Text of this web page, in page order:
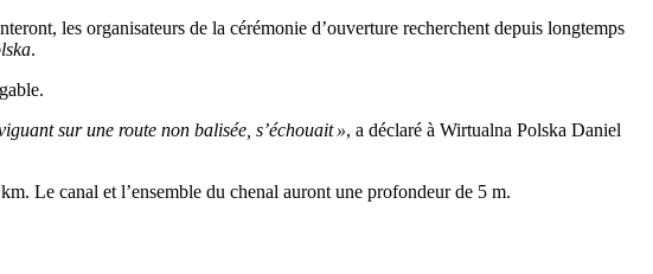
les organisateurs de la cérémonie d’ouverture recherchent depuis longtemps
.
sur une route non balisée, s’échouait», a déclaré à Wirtualna Polska Daniel
km. Le canal et l’ensemble du chenal auront une profondeur de 5 m.